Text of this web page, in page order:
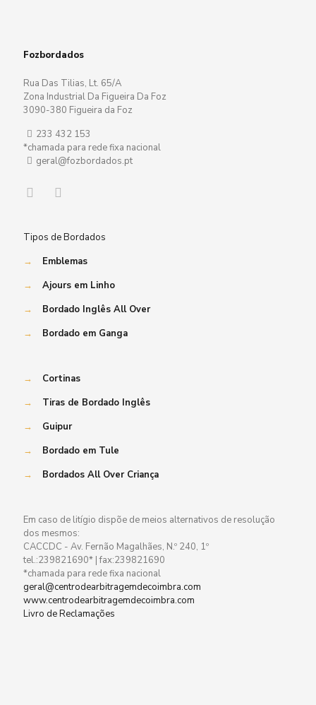
Fozbordados
Rua Das Tilias, Lt. 65/A
Zona Industrial Da Figueira Da Foz
3090-380 Figueira da Foz
233 432 153
*chamada para rede fixa nacional
geral@fozbordados.pt
Tipos de Bordados
→
Emblemas
→
Ajours em Linho
→
Bordado Inglês All Over
→
Bordado em Ganga
→
Cortinas
→
Tiras de Bordado Inglês
→
Guipur
→
Bordado em Tule
→
Bordados All Over Criança
Em caso de litígio dispõe de meios alternativos de resolução
dos mesmos:
CACCDC - Av. Fernão Magalhães, N.º 240, 1º
tel.:239821690* | fax:239821690
*chamada para rede fixa nacional
geral@centrodearbitragemdecoimbra.com
www.centrodearbitragemdecoimbra.com
Livro de Reclamações